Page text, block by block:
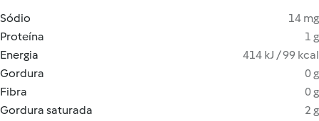
Sódio
14 mg
Proteína
1 g
Energia
414 kJ / 99 kcal
Gordura
0 g
Fibra
0 g
Gordura saturada
2 g